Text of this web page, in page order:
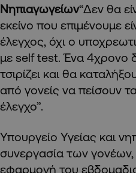
Νηπιαγωγείων“Δεν θα
εκείνο που επιμένουμε
έλεγχος, όχι ο
με self test. Ένα 4χρονο
τσιρίζει και θα
από γονείς να πείσουν
έλεγχο”.
Υπουργείο Υγείας και
συνεργασία των γονέων,
εφαρμογή του